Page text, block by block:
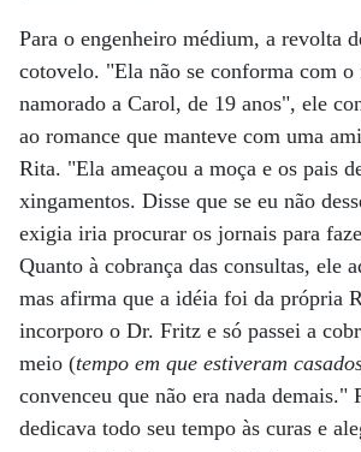
Para o engenheiro médium, a revolta
cotovelo. "Ela não se conforma com o
namorado a Carol, de 19 anos", ele
ao romance que manteve com uma
Rita. "Ela ameaçou a moça e os pais
xingamentos. Disse que se eu não
exigia iria procurar os jornais para
Quanto à cobrança das consultas, ele
mas afirma que a idéia foi da própria
incorporo o Dr. Fritz e só passei a
meio (tempo em que estiveram
convenceu que não era nada demais."
dedicava todo seu tempo às curas e